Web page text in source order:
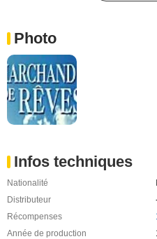
Photo
Infos techniques
Nationalité
Distributeur
Récompenses
Année de production